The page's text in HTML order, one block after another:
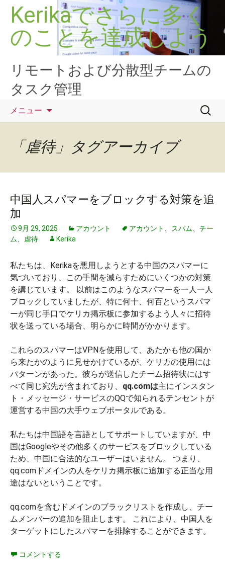
Kerikaでさらに多く
のことを達成しよう
リモートおよび分散型チームの
タスク管理
メニュー
検
索:
「虐待」タグアーカイブ
中国人スパマーをブロックする対策を追
加
9月 29, 2025 アカウント アカウント スパム
チー
ム
虐待 Kerika
私たちは、Kerikaを悪用しようとする中国のスパマーに
気づいており、この手間を減らすためにいくつかの対策
を講じています。 以前はこのようなスパマーを一人一人
ブロックしていましたが、特に何十、何百というスパマ
ーが同じ手口でケリカ掲示板に参加するよう人々に招待
状を送っている場合、明らかに時間がかかります。
これらのスパマーはVPNを使用して、あたかも他の国か
ら来たかのように見せかけているが、ケリカの使用には
パターンがあった。彼らが送信したチーム招待状にはす
べて同じ宛先が含まれており、 qq.comは主にインスタン
ト・メッセージ・サービスのQQで知られるテンセントが
運営する中国の大手ウェブポータルである。
私たちは中国語を言語としてサポートしていますが、中
国はGoogleやその他多くのサービスをブロックしている
ため、中国に合法的なユーザーはいません。 つまり、
qq.comドメインの人をケリカ掲示板に追加する正当な用
途はないということです。
qq.comを含むドメインのブラックリストを作成し、チー
ムメンバーの追加を阻止します。 これにより、中国人を
ターゲットにしたスパマーを排除することができます。
コメントする